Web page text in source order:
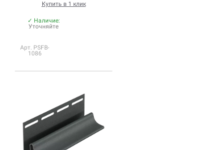
Купить в 1 клик
✓ Наличие:
Уточняйте
Арт. PSFB-
1086